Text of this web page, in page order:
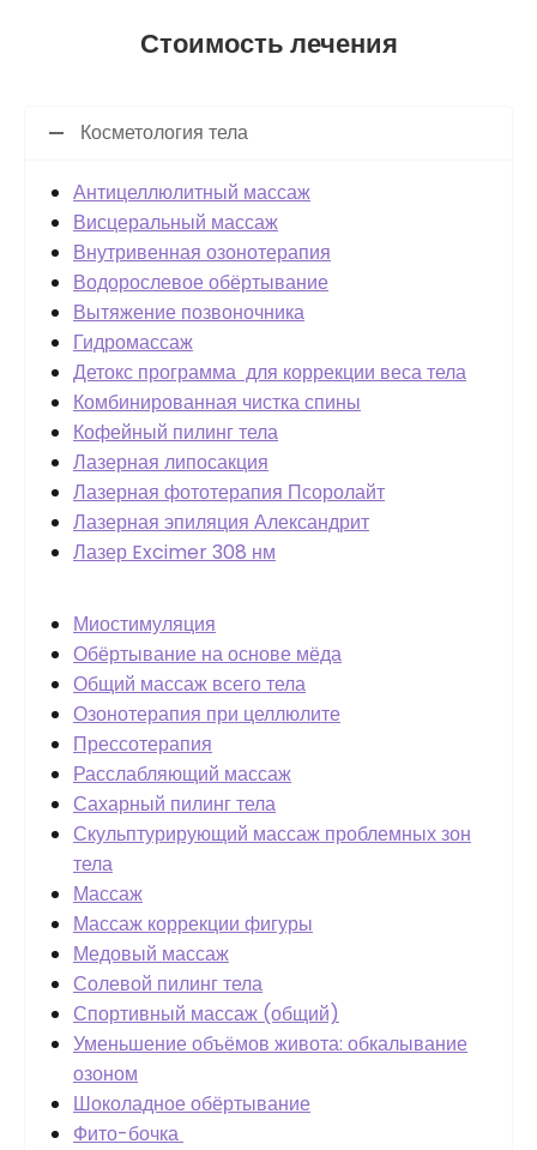
Стоимость лечения
Косметология тела
Антицеллюлитный массаж
Висцеральный массаж
Внутривенная озонотерапия
Водорослевое обёртывание
Вытяжение позвоночника
Гидромассаж
Детокс программа для коррекции веса тела
Комбинированная чистка спины
Кофейный пилинг тела
Лазерная липосакция
Лазерная фототерапия Псоролайт
Лазерная эпиляция Александрит
Лазер Excimer 308 нм
Миостимуляция
Обёртывание на основе мёда
Общий массаж всего тела
Озонотерапия при целлюлите
Прессотерапия
Расслабляющий массаж
Сахарный пилинг тела
Скульптурирующий массаж проблемных зон
тела
Массаж
Массаж коррекции фигуры
Медовый массаж
Солевой пилинг тела
Спортивный массаж (общий)
Уменьшение объёмов живота: обкалывание
озоном
Шоколадное обёртывание
Фито-бочка